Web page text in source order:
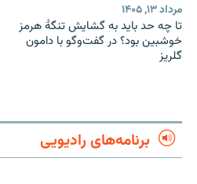
مرداد ۱۳, ۱۴۰۵
تا چه حد باید به گشایش تنگهٔ هرمز
خوشبین بود؟ در گفت‌وگو با دامون
گلریز
برنامه‌های رادیویی